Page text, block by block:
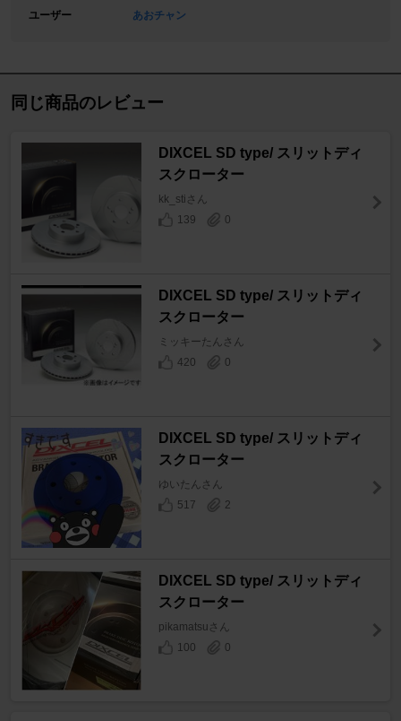
ユーザー
あおチャン
同じ商品のレビュー
DIXCEL SD type/ スリットディ
スクローター
kk_stiさん
139
0
DIXCEL SD type/ スリットディ
スクローター
ミッキーたんさん
420
0
DIXCEL SD type/ スリットディ
スクローター
ゆいたんさん
517
2
DIXCEL SD type/ スリットディ
スクローター
pikamatsuさん
100
0